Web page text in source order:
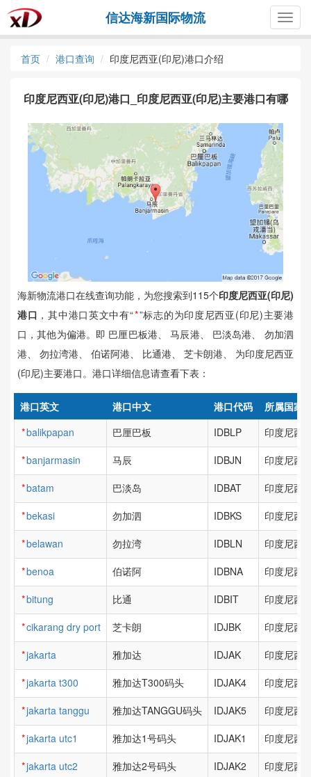
信达海新国际物流
首页 港口查询 印度尼西亚(印尼)港口介绍
印度尼西亚(印尼)港口_印度尼西亚(印尼)主要港口有哪
海新物流港口在线查询功能，为您搜索到115个印度尼西亚(印尼)
港口 ，其中港口英文中有“*”标志的为印度尼西亚(印尼)主要港
口，其他为偏港。即 巴厘巴板港、 马辰港、 巴淡岛港、 勿加泗
港、 勿拉湾港、 伯诺阿港、 比通港、 芝卡朗港、 为印度尼西亚
(印尼)主要港口。港口详细信息请查看下表：
港口英文 港口中文 港口代码
所属国家
*balikpapan 巴厘巴板 IDBLP
印度尼西
*banjarmasin 马辰 IDBJN
印度尼西
*batam 巴淡岛 IDBAT
印度尼西
*bekasi 勿加泗 IDBKS
印度尼西
*belawan 勿拉湾 IDBLN
印度尼西
*benoa 伯诺阿 IDBNA
印度尼西
*bitung 比通 IDBIT
印度尼西
*cikarang dry port 芝卡朗 IDJBK
印度尼西
*jakarta 雅加达 IDJAK
印度尼西
*jakarta t300 雅加达T300码头 IDJAK4
印度尼西
*jakarta tanggu 雅加达TANGGU码头 IDJAK5
印度尼西
*jakarta utc1 雅加达1号码头 IDJAK1
印度尼西
*jakarta utc2 雅加达2号码头 IDJAK2
印度尼西